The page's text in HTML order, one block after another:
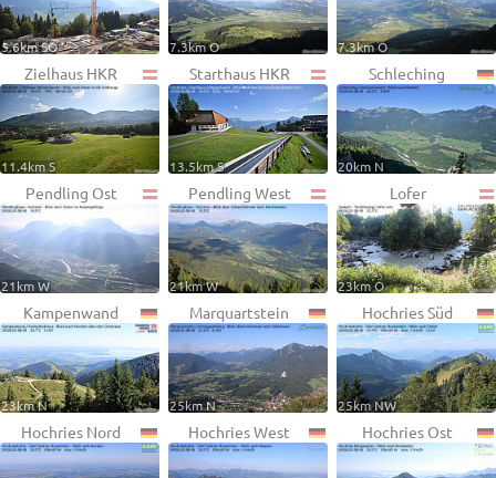
5.6km SO 7.3km O 7.3km O
Zielhaus HKR
11.4km S
Starthaus HKR
13.5km S
Schleching
20km N
Pendling Ost
21km W
Pendling West
21km W
Lofer
23km O
Kampenwand
23km N
Marquartstein
25km N
Hochries Süd
25km NW
Hochries Nord Hochries West Hochries Ost